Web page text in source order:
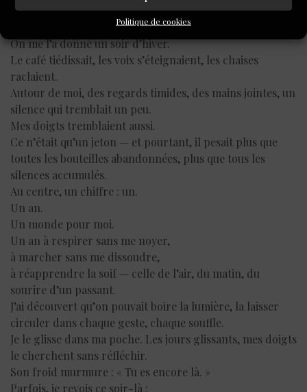
Politique de cookies
Sa surface rugueuse mord ma peau, froide et vivante à la
On me l’a donné un soir d’hiver.
Le café tiédissait, les voix s’éteignaient, les chaises
raclaient.
Autour de moi, des regards timides, des mains jointes, un
silence qui tremblait un peu.
Mes doigts tremblaient aussi.
Ce n’était qu’un jeton — et pourtant, il pesait plus que
toutes les bouteilles abandonnées, plus que tous les
silences accumulés.
Au centre, un chiffre : un.
Un an.
Un monde pour moi.
Un an à respirer sans me noyer,
à marcher sans me dissoudre,
à réapprendre la soif — celle de l’air, du matin, du
sourire d’un passant.
J’ai découvert qu’on pouvait boire la lumière, la laisser
circuler dans chaque geste, chaque souffle.
Je le glisse dans ma poche. Les jours glissants, mes doigts
le cherchent sans réfléchir.
Son froid murmure : « Tu es encore là. »
Parfois, je revois ce soir-là :